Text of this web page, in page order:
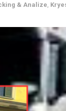
& Analize